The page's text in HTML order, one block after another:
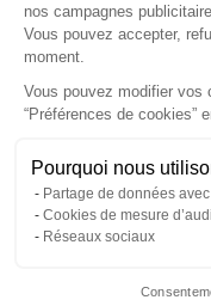
nos campagnes
Vous pouvez accepter,
moment.
Vous pouvez modifier vos
“Préférences de cookies”
Pourquoi nous
Partage de données
Cookies de mesure
Réseaux sociaux
Gérer mes cookies
© Copyright 2026